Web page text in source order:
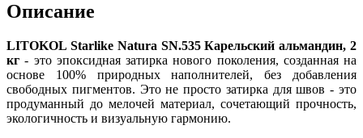
Описание
LITOKOL Starlike Natura SN.535 Карельский альмандин, 2
кг - это эпоксидная затирка нового поколения, созданная на
основе 100% природных наполнителей, без добавления
свободных пигментов. Это не просто затирка для швов - это
продуманный до мелочей материал, сочетающий прочность,
экологичность и визуальную гармонию.